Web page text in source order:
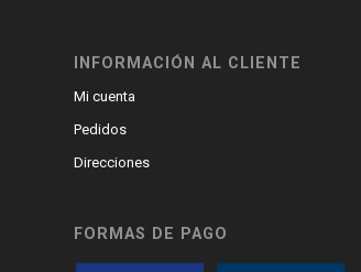
INFORMACIÓN AL CLIENTE
Mi cuenta
Pedidos
Direcciones
FORMAS DE PAGO